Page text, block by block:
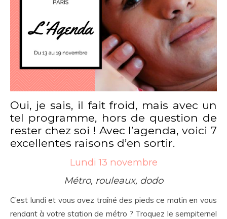
Oui, je sais, il fait froid, mais avec un
tel programme, hors de question de
rester chez soi ! Avec l’agenda, voici 7
excellentes raisons d’en sortir.
Lundi 13 novembre
Métro, rouleaux, dodo
C’est lundi et vous avez traîné des pieds ce matin en vous
rendant à votre station de métro ? Troquez le sempiternel